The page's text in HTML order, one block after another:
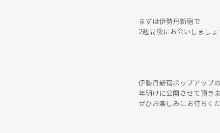
まずは伊勢丹新宿で
2週間後にお会いしまし
伊勢丹新宿ポップアップ
年明けに公開させて頂き
ぜひお楽しみにお待ちく